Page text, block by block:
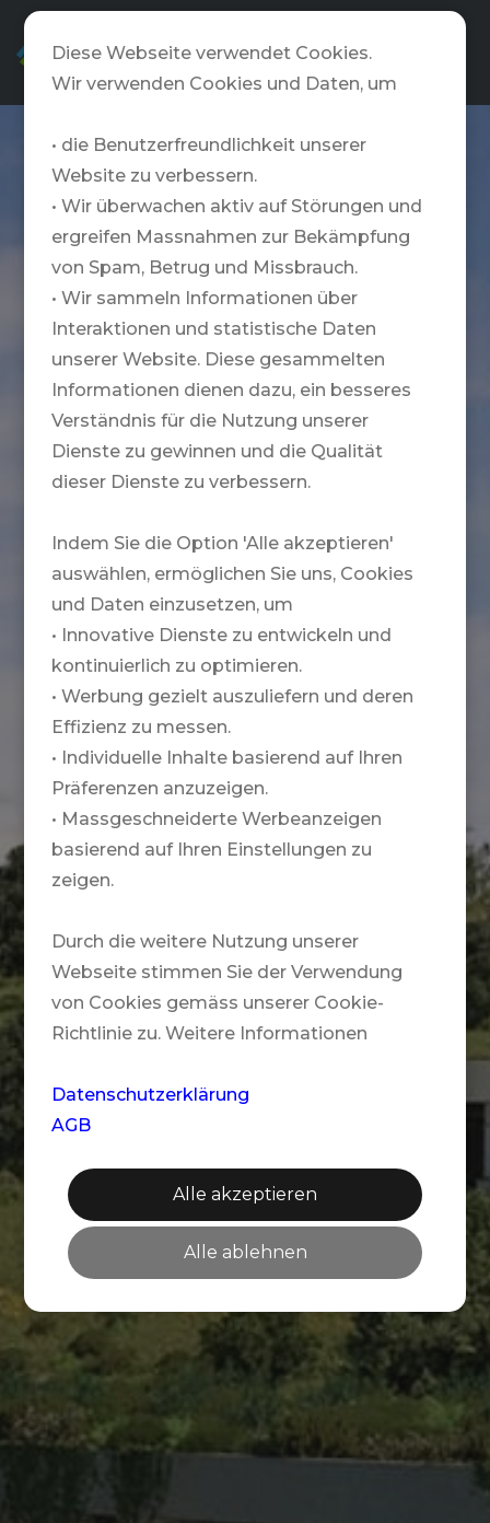
DE
Diese Webseite verwendet Cookies.
Wir verwenden Cookies und Daten, um
• die Benutzerfreundlichkeit unserer
Website zu verbessern.
• Wir überwachen aktiv auf Störungen und
ergreifen Massnahmen zur Bekämpfung
von Spam, Betrug und Missbrauch.
• Wir sammeln Informationen über
Interaktionen und statistische Daten
unserer Website. Diese gesammelten
Informationen dienen dazu, ein besseres
Verständnis für die Nutzung unserer
Dienste zu gewinnen und die Qualität
dieser Dienste zu verbessern.
Indem Sie die Option 'Alle akzeptieren'
auswählen, ermöglichen Sie uns, Cookies
und Daten einzusetzen, um
• Innovative Dienste zu entwickeln und
kontinuierlich zu optimieren.
• Werbung gezielt auszuliefern und deren
Effizienz zu messen.
• Individuelle Inhalte basierend auf Ihren
Präferenzen anzuzeigen.
• Massgeschneiderte Werbeanzeigen
basierend auf Ihren Einstellungen zu
zeigen.
Durch die weitere Nutzung unserer
Webseite stimmen Sie der Verwendung
von Cookies gemäss unserer Cookie-
Richtlinie zu. Weitere Informationen
Datenschutzerklärung
AGB
Alle akzeptieren
Alle ablehnen